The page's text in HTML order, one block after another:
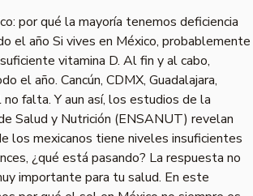
por qué la mayoría tenemos deficiencia
el año Si vives en México, probablemente
vitamina D. Al fin y al cabo,
el año. Cancún, CDMX, Guadalajara,
falta. Y aun así, los estudios de la
Salud y Nutrición (ENSANUT) revelan
los mexicanos tiene niveles insuficientes
¿qué está pasando? La respuesta no
importante para tu salud. En este